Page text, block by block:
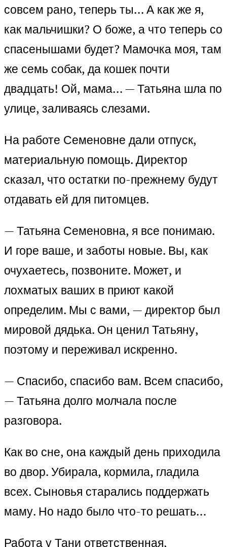
совсем рано, теперь ты… А как же я,
как мальчишки? О боже, а что теперь со
спасенышами будет? Мамочка моя, там
же семь собак, да кошек почти
двадцать! Ой, мама… — Татьяна шла по
улице, заливаясь слезами.
На работе Семеновне дали отпуск,
материальную помощь. Директор
сказал, что остатки по-прежнему будут
отдавать ей для питомцев.
— Татьяна Семеновна, я все понимаю.
И горе ваше, и заботы новые. Вы, как
очухаетесь, позвоните. Может, и
лохматых ваших в приют какой
определим. Мы с вами, — директор был
мировой дядька. Он ценил Татьяну,
поэтому и переживал искренно.
— Спасибо, спасибо вам. Всем спасибо,
— Татьяна долго молчала после
разговора.
Как во сне, она каждый день приходила
во двор. Убирала, кормила, гладила
всех. Сыновья старались поддержать
маму. Но надо было что-то решать…
Работа у Тани ответственная,